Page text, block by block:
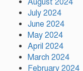
July 2024
June 2024
May 2024
April 2024
March 2024
February 2024